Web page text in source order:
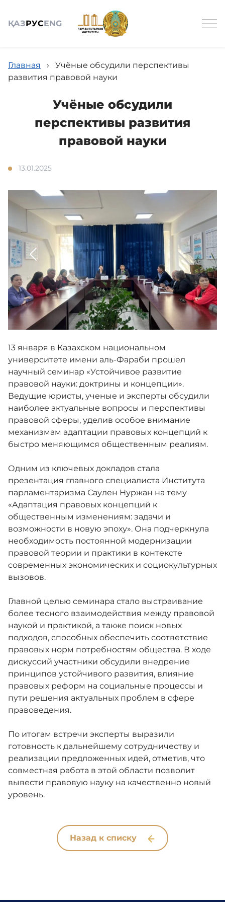
ҚАЗРУСENG
Общие сведения
Досье законопроектов
Пресс-Центр
Сотрудничество
Обратная связь
Взаимодействия с маслихатом
Адалдық алаңы
Версия для слабовидящих
Главная ›
Учёные обсудили перспективы
развития правовой науки
Учёные обсудили
перспективы развития
правовой науки
13.01.2025
13 января в Казахском национальном
университете имени аль-Фараби прошел
научный семинар «Устойчивое развитие
правовой науки: доктрины и концепции».
Ведущие юристы, ученые и эксперты обсудили
наиболее актуальные вопросы и перспективы
правовой сферы, уделив особое внимание
механизмам адаптации правовых концепций к
быстро меняющимся общественным реалиям.
Одним из ключевых докладов стала
презентация главного специалиста Института
парламентаризма Саулен Нуржан на тему
«Адаптация правовых концепций к
общественным изменениям: задачи и
возможности в новую эпоху». Она подчеркнула
необходимость постоянной модернизации
правовой теории и практики в контексте
современных экономических и социокультурных
вызовов.
Главной целью семинара стало выстраивание
более тесного взаимодействия между правовой
наукой и практикой, а также поиск новых
подходов, способных обеспечить соответствие
правовых норм потребностям общества. В ходе
дискуссий участники обсудили внедрение
принципов устойчивого развития, влияние
правовых реформ на социальные процессы и
пути решения актуальных проблем в сфере
правоведения.
По итогам встречи эксперты выразили
готовность к дальнейшему сотрудничеству и
реализации предложенных идей, отметив, что
совместная работа в этой области позволит
вывести правовую науку на качественно новый
уровень.
Назад к списку